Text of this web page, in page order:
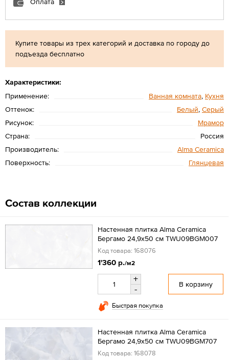
Купите товары из трех категорий и доставка по городу до
подъезда бесплатно
Характеристики:
Применение:
Ванная комната, Кухня
Оттенок:
Белый, Серый
Рисунок:
Мрамор
Страна:
Россия
Производитель:
Alma Ceramica
Поверхность:
Глянцевая
Состав коллекции
Настенная плитка Alma Ceramica
Бергамо 24,9x50 см TWU09BGM007
Код товара: 168076
1'360 р./м2
+
-
В корзину
Быстрая покупка
Настенная плитка Alma Ceramica
Бергамо 24,9x50 см TWU09BGM707
Код товара: 168078